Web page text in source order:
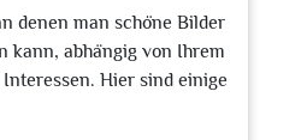
denen man schöne Bilder
kann, abhängig von Ihrem
Hier sind einige